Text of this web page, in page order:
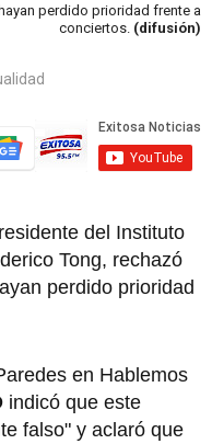
perdido prioridad frente a
conciertos. (difusión)
del Instituto
Tong, rechazó
perdido prioridad
en Hablemos
indicó que este
falso" y aclaró que